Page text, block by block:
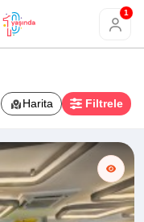
1
Harita Filtrele